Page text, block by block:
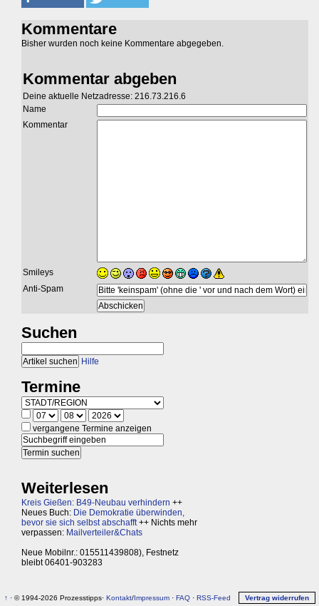
Kommentare
Bisher wurden noch keine Kommentare abgegeben.
Kommentar abgeben
Deine aktuelle Netzadresse: 216.73.216.6
Name
Kommentar
Smileys
Anti-Spam
Suchen
Hilfe
Termine
vergangene Termine anzeigen
Weiterlesen
Kreis Gießen: B49-Neubau verhindern ++
Neues Buch: Die Demokratie überwinden,
bevor sie sich selbst abschafft++ Nichts mehr
verpassen: Mailverteiler&Chats
Neue Mobilnr.: 015511439808), Festnetz
bleibt 06401-903283
↑ · © 1994-2026 Prozesstipps· Kontakt/Impressum· FAQ· RSS-Feed Vertrag widerrufen